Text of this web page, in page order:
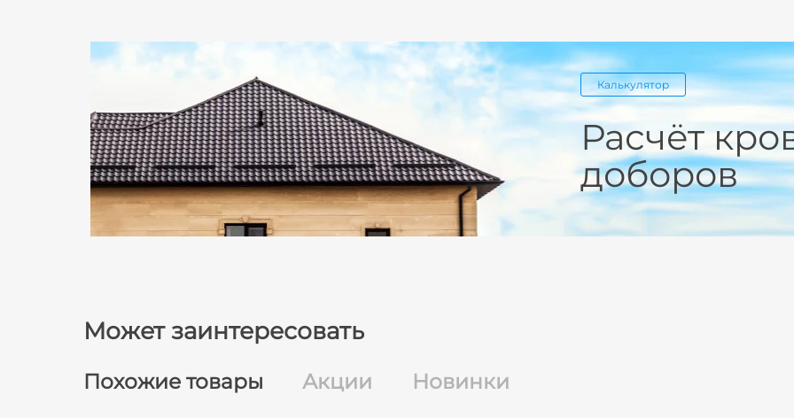
Калькулятор
Расчёт
доборов
Может заинтересовать
Похожие товары Акции Новинки